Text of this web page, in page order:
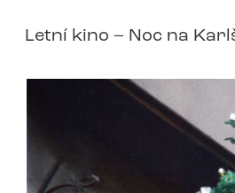
Letní kino – Noc na